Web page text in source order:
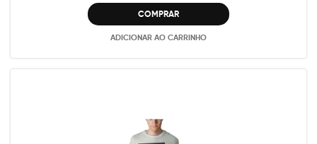
COMPRAR
ADICIONAR AO CARRINHO